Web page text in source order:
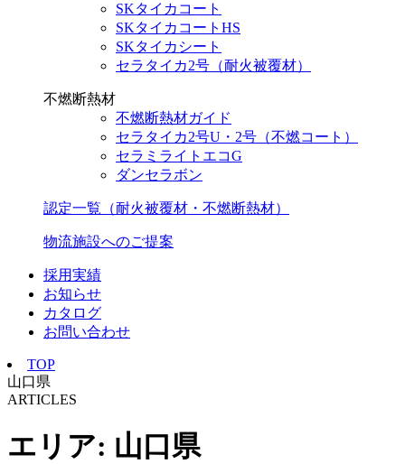
SKタイカコート
SKタイカコートHS
SKタイカシート
セラタイカ2号（耐火被覆材）
不燃断熱材
不燃断熱材ガイド
セラタイカ2号U・2号（不燃コート）
セラミライトエコG
ダンセラボン
認定一覧（耐火被覆材・不燃断熱材）
物流施設へのご提案
採用実績
お知らせ
カタログ
お問い合わせ
TOP
山口県
ARTICLES
エリア: 山口県